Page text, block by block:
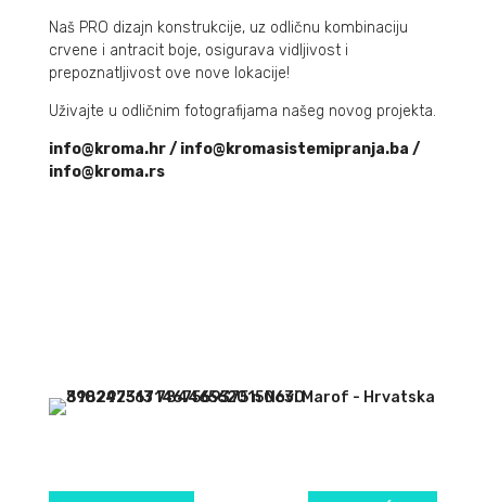
Naš PRO dizajn konstrukcije, uz odličnu kombinaciju
crvene i antracit boje, osigurava vidljivost i
prepoznatljivost ove nove lokacije!
Uživajte u odličnim fotografijama našeg novog projekta.
info@kroma.hr / info@kromasistemipranja.ba /
info@kroma.rs